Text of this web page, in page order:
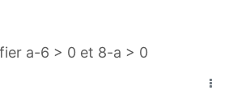
a-6 > 0 et 8-a > 0